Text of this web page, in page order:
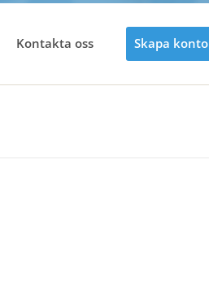
Kontakta oss Skapa konto